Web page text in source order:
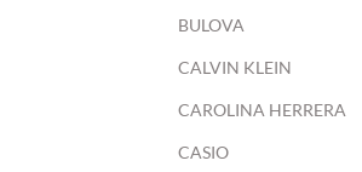
BULOVA
CALVIN KLEIN
CAROLINA HERRERA
CASIO